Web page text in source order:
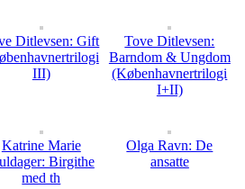
Ditlevsen: Gift
III)
Tove Ditlevsen:
Barndom & Ungdom
(Københavnertrilogi
I+II)
Katrine Marie
Birgithe
med th
Olga Ravn: De
ansatte